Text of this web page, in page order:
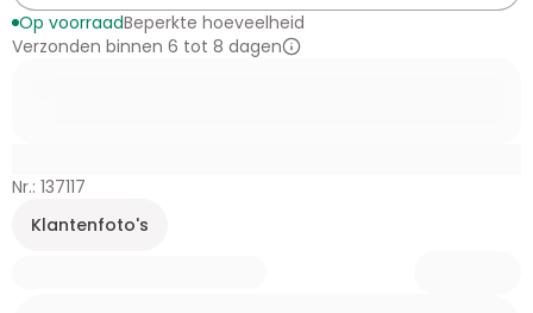
Op voorraadBeperkte hoeveelheid
Verzonden binnen 6 tot 8 dagen
Nr.: 137117
Klantenfoto's